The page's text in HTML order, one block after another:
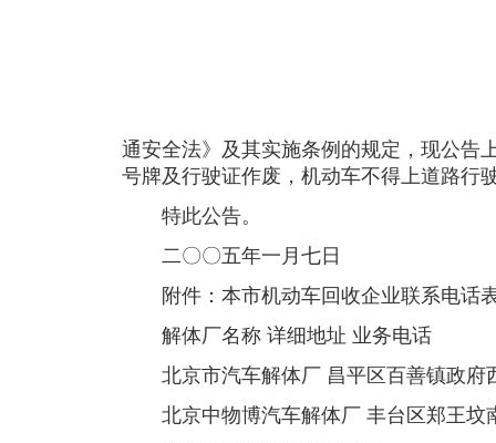
通安全法》及其实施条例的规定，现公告
号牌及行驶证作废，机动车不得上道路行
特此公告。
二〇〇五年一月七日
附件：本市机动车回收企业联系电话
解体厂名称 详细地址 业务电话
北京市汽车解体厂 昌平区百善镇政府西
北京中物博汽车解体厂 丰台区郑王坟南